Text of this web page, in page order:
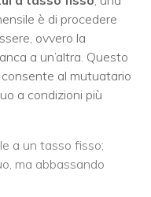
è di procedere
ovvero la
a un’altra. Questo
al mutuatario
a condizioni più
a un tasso fisso;
ma abbassando